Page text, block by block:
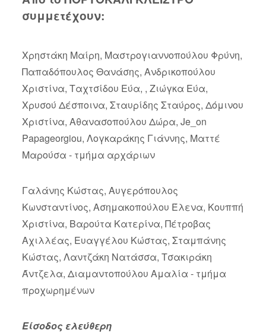
συμμετέχουν:
Χρηστάκη Μαίρη, Μαστρογιαννοπούλου Φρύνη,
Παπαδόπουλος Θανάσης, Ανδρικοπούλου
Χριστίνα, Ταχτσίδου Εύα, , Ζιώγκα Εύα,
Χρυσού Δέσποινα, Σταυρίδης Σταύρος, Δόμινου
Χριστίνα, Αθανασοπούλου Δώρα, Je_on
Papageorgiou, Λογκαράκης Γιάννης, Ματτέ
Μαρούσα - τμήμα αρχάριων
Γαλάνης Κώστας, Αυγερόπουλος
Κωνσταντίνος, Ασημακοπούλου Έλενα, Κουππή
Χριστίνα, Βαρούτα Κατερίνα, Πέτροβας
Αχιλλέας, Ευαγγέλου Κώστας, Σταμπάνης
Κώστας, Λαντζάκη Νατάσσα, Τσακιράκη
Άντζελα, Διαμαντοπούλου Αμαλία - τμήμα
προχωρημένων
Είσοδος ελεύθερη